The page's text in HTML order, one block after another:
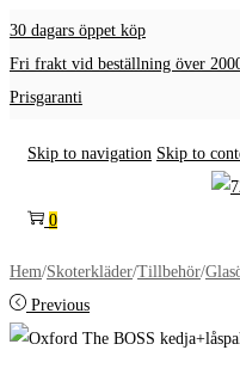
30 dagars öppet köp
Fri frakt vid beställning över
Prisgaranti
Skip to navigation Skip to
0
Hem/Skoterkläder/Tillbehör/
Previous